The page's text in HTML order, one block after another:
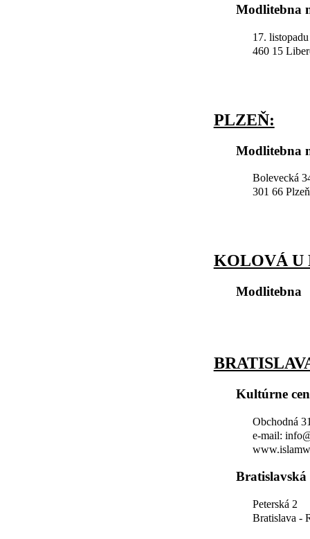
Modlitebna
17.
460 15
PLZEŇ:
Modlitebna
Bolevecká
301 66 Plzeň
KOLOVÁ U
Modlitebna
Kultúrne
Obchodná
e-mail:
Peterská 2
Bratislava -